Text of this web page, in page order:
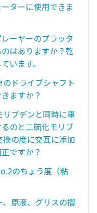
ターに使用できま
ーヤーのプラッタ
はありますか？乾
います。
ドライブシャフト
ますか？
ブデンと同時に車
のと二硫化モリブ
の度に交互に添加
ですか？
のちょう度（粘
原液、グリスの摺